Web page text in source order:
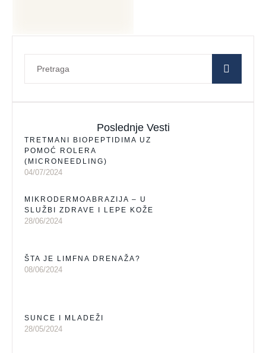
Poslednje Vesti
TRETMANI BIOPEPTIDIMA UZ
POMOĆ ROLERA
(MICRONEEDLING)
04/07/2024
MIKRODERMOABRAZIJA – U
SLUŽBI ZDRAVE I LEPE KOŽE
28/06/2024
ŠTA JE LIMFNA DRENAŽA?
08/06/2024
SUNCE I MLADEŽI
28/05/2024